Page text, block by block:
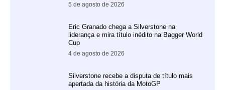
5 de agosto de 2026
Eric Granado chega a Silverstone na
liderança e mira título inédito na Bagger World
Cup
4 de agosto de 2026
Silverstone recebe a disputa de título mais
apertada da história da MotoGP